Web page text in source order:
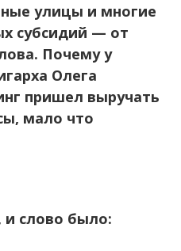
улицы и многие
субсидий — от
Почему у
Олега
пришел выручать
мало что
и слово было: